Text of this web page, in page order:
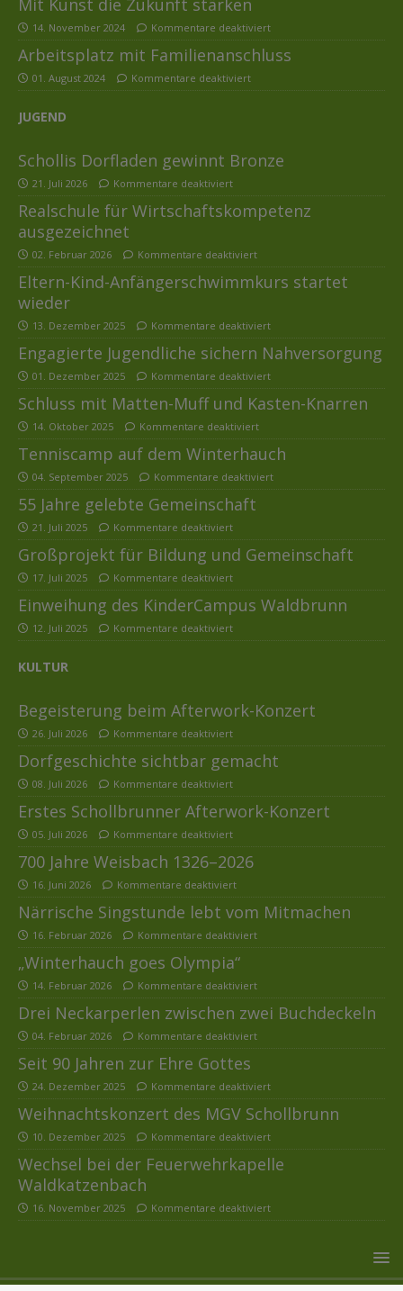
14. November 2024 Kommentare deaktiviert
Arbeitsplatz mit Familienanschluss
01. August 2024 Kommentare deaktiviert
JUGEND
Schollis Dorfladen gewinnt Bronze
21. Juli 2026 Kommentare deaktiviert
Realschule für Wirtschaftskompetenz
ausgezeichnet
02. Februar 2026 Kommentare deaktiviert
Eltern-Kind-Anfängerschwimmkurs startet
wieder
13. Dezember 2025 Kommentare deaktiviert
Engagierte Jugendliche sichern Nahversorgung
01. Dezember 2025 Kommentare deaktiviert
Schluss mit Matten-Muff und Kasten-Knarren
14. Oktober 2025 Kommentare deaktiviert
Tenniscamp auf dem Winterhauch
04. September 2025 Kommentare deaktiviert
55 Jahre gelebte Gemeinschaft
21. Juli 2025 Kommentare deaktiviert
Großprojekt für Bildung und Gemeinschaft
17. Juli 2025 Kommentare deaktiviert
Einweihung des KinderCampus Waldbrunn
12. Juli 2025 Kommentare deaktiviert
KULTUR
Begeisterung beim Afterwork-Konzert
26. Juli 2026 Kommentare deaktiviert
Dorfgeschichte sichtbar gemacht
08. Juli 2026 Kommentare deaktiviert
Erstes Schollbrunner Afterwork-Konzert
05. Juli 2026 Kommentare deaktiviert
700 Jahre Weisbach 1326–2026
16. Juni 2026 Kommentare deaktiviert
Närrische Singstunde lebt vom Mitmachen
16. Februar 2026 Kommentare deaktiviert
„Winterhauch goes Olympia“
14. Februar 2026 Kommentare deaktiviert
Drei Neckarperlen zwischen zwei Buchdeckeln
04. Februar 2026 Kommentare deaktiviert
Seit 90 Jahren zur Ehre Gottes
24. Dezember 2025 Kommentare deaktiviert
Weihnachtskonzert des MGV Schollbrunn
10. Dezember 2025 Kommentare deaktiviert
Wechsel bei der Feuerwehrkapelle
Waldkatzenbach
16. November 2025 Kommentare deaktiviert